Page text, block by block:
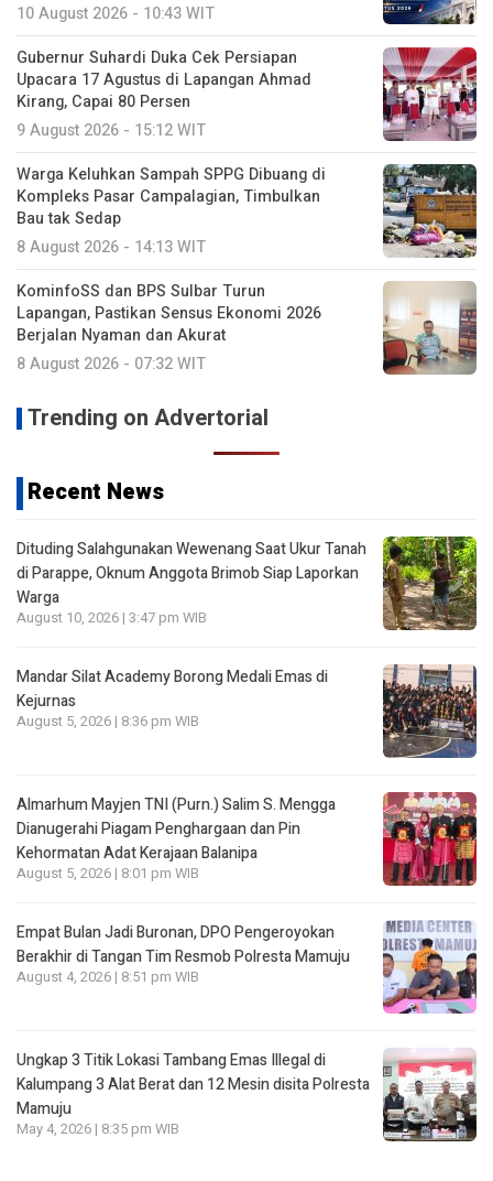
10 August 2026 - 10:43 WIT
Gubernur Suhardi Duka Cek Persiapan
Upacara 17 Agustus di Lapangan Ahmad
Kirang, Capai 80 Persen
9 August 2026 - 15:12 WIT
Warga Keluhkan Sampah SPPG Dibuang di
Kompleks Pasar Campalagian, Timbulkan
Bau tak Sedap
8 August 2026 - 14:13 WIT
KominfoSS dan BPS Sulbar Turun
Lapangan, Pastikan Sensus Ekonomi 2026
Berjalan Nyaman dan Akurat
8 August 2026 - 07:32 WIT
Trending on Advertorial
Recent News
Dituding Salahgunakan Wewenang Saat Ukur Tanah
di Parappe, Oknum Anggota Brimob Siap Laporkan
Warga
August 10, 2026 | 3:47 pm WIB
Mandar Silat Academy Borong Medali Emas di
Kejurnas
August 5, 2026 | 8:36 pm WIB
Almarhum Mayjen TNI (Purn.) Salim S. Mengga
Dianugerahi Piagam Penghargaan dan Pin
Kehormatan Adat Kerajaan Balanipa
August 5, 2026 | 8:01 pm WIB
Empat Bulan Jadi Buronan, DPO Pengeroyokan
Berakhir di Tangan Tim Resmob Polresta Mamuju
August 4, 2026 | 8:51 pm WIB
Ungkap 3 Titik Lokasi Tambang Emas Illegal di
Kalumpang 3 Alat Berat dan 12 Mesin disita Polresta
Mamuju
May 4, 2026 | 8:35 pm WIB